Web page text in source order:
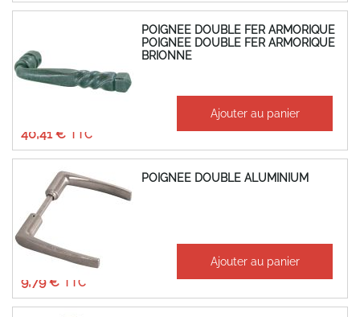
POIGNEE DOUBLE FER ARMORIQUE
POIGNEE DOUBLE FER ARMORIQUE
BRIONNE
40,41 €
Ajouter au panier
POIGNEE DOUBLE ALUMINIUM
À partir de
9,79 €
Ajouter au panier